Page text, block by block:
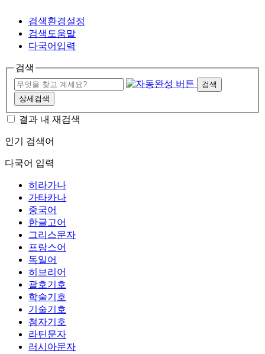
검색환경설정
검색도움말
다국어입력
검색
검색
상세검색
결과 내 재검색
인기 검색어
다국어 입력
히라가나
가타카나
중국어
한글고어
그리스문자
프랑스어
독일어
히브리어
괄호기호
학술기호
기술기호
첨자기호
라틴문자
러시아문자